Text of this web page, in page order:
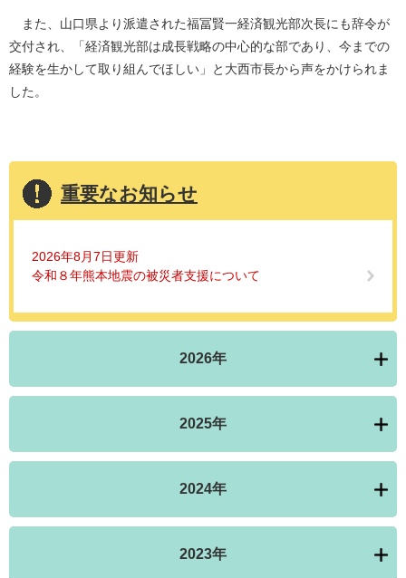
また、山口県より派遣された福冨賢一経済観光部次長にも辞令が
交付され、「経済観光部は成長戦略の中心的な部であり、今までの
経験を生かして取り組んでほしい」と大西市長から声をかけられま
した。
重要なお知らせ
2026年8月7日更新
令和８年熊本地震の被災者支援について
2026年
2025年
2024年
2023年